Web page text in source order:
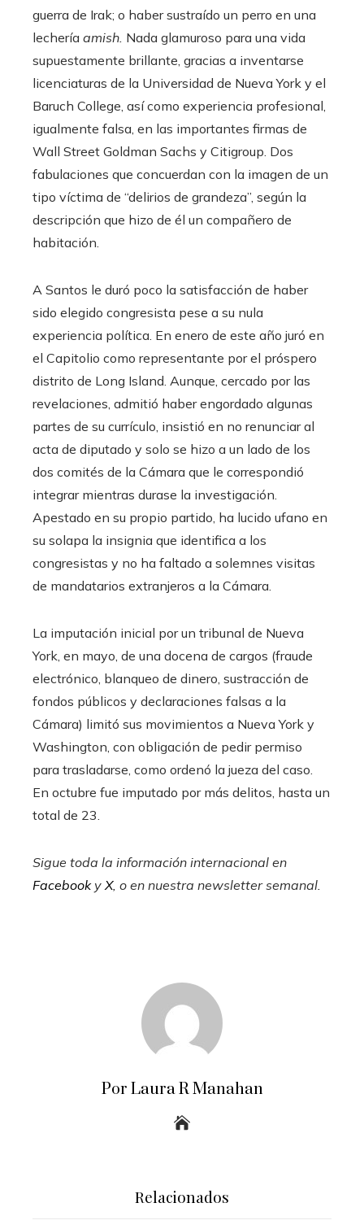
guerra de Irak; o haber sustraído un perro en una
lechería amish. Nada glamuroso para una vida
supuestamente brillante, gracias a inventarse
licenciaturas de la Universidad de Nueva York y el
Baruch College, así como experiencia profesional,
igualmente falsa, en las importantes firmas de
Wall Street Goldman Sachs y Citigroup. Dos
fabulaciones que concuerdan con la imagen de un
tipo víctima de “delirios de grandeza”, según la
descripción que hizo de él un compañero de
habitación.
A Santos le duró poco la satisfacción de haber
sido elegido congresista pese a su nula
experiencia política. En enero de este año juró en
el Capitolio como representante por el próspero
distrito de Long Island. Aunque, cercado por las
revelaciones, admitió haber engordado algunas
partes de su currículo, insistió en no renunciar al
acta de diputado y solo se hizo a un lado de los
dos comités de la Cámara que le correspondió
integrar mientras durase la investigación.
Apestado en su propio partido, ha lucido ufano en
su solapa la insignia que identifica a los
congresistas y no ha faltado a solemnes visitas
de mandatarios extranjeros a la Cámara.
La imputación inicial por un tribunal de Nueva
York, en mayo, de una docena de cargos (fraude
electrónico, blanqueo de dinero, sustracción de
fondos públicos y declaraciones falsas a la
Cámara) limitó sus movimientos a Nueva York y
Washington, con obligación de pedir permiso
para trasladarse, como ordenó la jueza del caso.
En octubre fue imputado por más delitos, hasta un
total de 23.
Sigue toda la información internacional en
Facebooky X, o en nuestra newsletter semanal
Por Laura R Manahan
Relacionados